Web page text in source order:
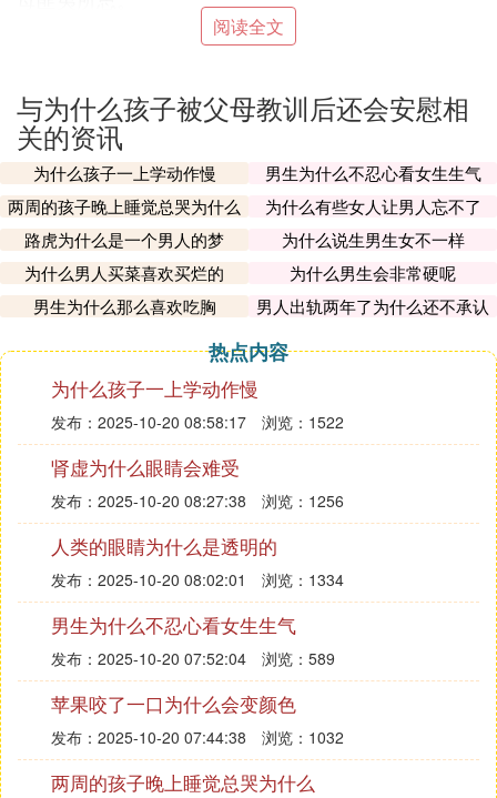
小芬的孩子甜甜开始上幼儿园了，不过甜甜还是让小
现“意外”的情况，所以小芬特意提前一个小时喊甜甜
起床。
这天小芬喊了二十分钟，才将甜甜喊醒，孩子特别赖
床，因为这样，小芬情绪变得很急躁，怕孩子迟到，
也怕自己上班迟到。甜甜是个女孩子，头发比较长，
必须要扎好头发才能出门，所以又要耽误一些时间，
最后全部弄完了，也就还有二十分钟的时间。
时间太紧张，小芬趁着甜甜背书包的功夫，急忙把门
打开，发现外面很冷，小芬急急忙忙又去拿了外套。
让甜甜穿上，可孩子就是不穿，小芬比较着急，说话
又严肃又大声，吓到了甜甜，孩子看到妈妈生气了，
哇一下大哭起来，这时候小芬情绪大爆发，本来时间
都不够用了，孩子还在闹脾气，小芬说了两遍让甜甜
不要哭了，但还是止不住的哭，小芬随手啪一下打在
孩子屁股上。
这时甜甜一边大哭，一边喊着小芬要抱抱，让小芬困
惑不已。
当孩子要抱抱的时候，有的父母不忍心，会立即将孩
子拥入怀中，而有的父母就比较狠心，没有办法控制
自己的情绪，有些失控了，打心底的生气，就会拒绝
抱孩子。
孩子被打骂后，为什么还要抱抱？看完这些，父母能
抱就抱，别犹豫！
阅读全文
与为什么孩子被父母教训后还会安慰相
关的资讯
为什么孩子一上学动作慢
男生为什么不忍心看女生生气
两周的孩子晚上睡觉总哭为什么
为什么有些女人让男人忘不了
路虎为什么是一个男人的梦
为什么说生男生女不一样
为什么男人买菜喜欢买烂的
为什么男生会非常硬呢
男生为什么那么喜欢吃胸
男人出轨两年了为什么还不承认
热点内容
为什么孩子一上学动作慢
发布：2025-10-20 08:58:17 浏览：1522
肾虚为什么眼睛会难受
发布：2025-10-20 08:27:38 浏览：1256
人类的眼睛为什么是透明的
发布：2025-10-20 08:02:01 浏览：1334
男生为什么不忍心看女生生气
发布：2025-10-20 07:52:04 浏览：589
苹果咬了一口为什么会变颜色
发布：2025-10-20 07:44:38 浏览：1032
两周的孩子晚上睡觉总哭为什么